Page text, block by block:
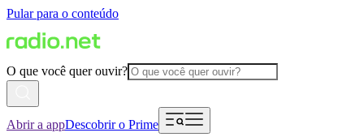
Pular para o conteúdo
O que você quer ouvir?
Abrir a appDescobrir o Prime